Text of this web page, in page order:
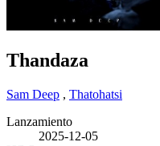
Thandaza
Sam Deep , Thatohatsi
Lanzamiento
2025-12-05